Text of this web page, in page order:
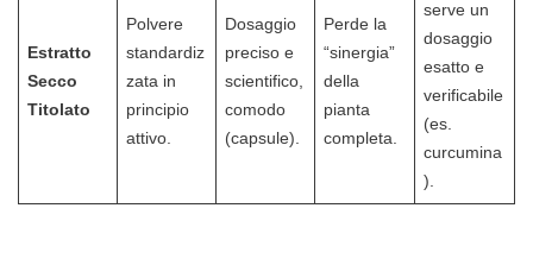
Estratto
Secco
Titolato
Polvere
standardiz
zata in
principio
attivo.
Dosaggio
preciso e
scientifico,
comodo
(capsule).
Perde la
“sinergia”
della
pianta
completa.
serve un
dosaggio
esatto e
verificabile
(es.
curcumina
).